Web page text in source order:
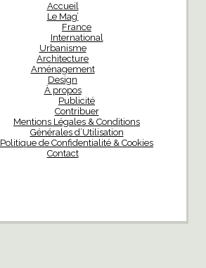
Accueil
Le Mag’
France
International
Urbanisme
Architecture
Aménagement
Design
À propos
Publicité
Contribuer
Mentions Légales & Conditions
Générales d’Utilisation
Politique de Confidentialité & Cookies
Contact